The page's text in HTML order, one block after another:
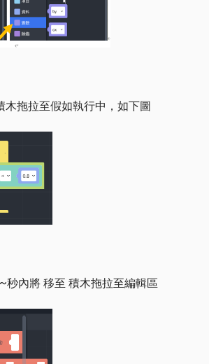
拖拉至假如執行中，如下圖
內將 移至 積木拖拉至編輯區